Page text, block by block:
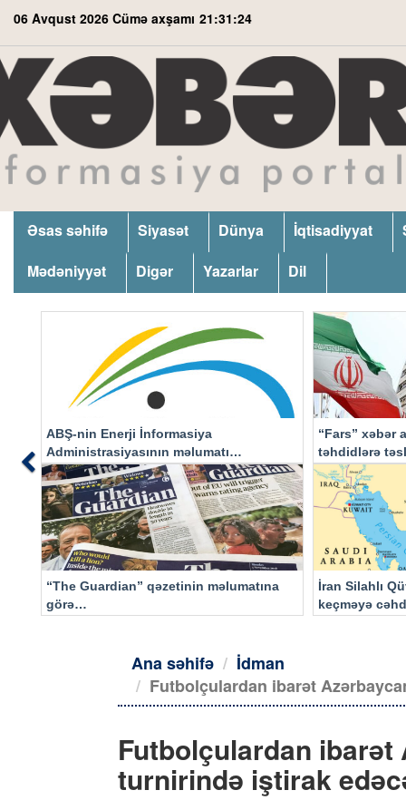
06 Avqust 2026 Cümə axşamı 21:31:25
Əsas səhifə Siyasət Dünya İqtisadiyyat
Mədəniyyət
Digər Yazarlar Dil
ABŞ-nin Enerji İnformasiya
Administrasiyasının məlumatı
əsasında…
“Fars” xəbər
təhdidlərə
“The Guardian” qəzetinin məlumatına
görə…
İran Silahlı
keçməyə
Previous
Ana səhifə
İdman
Futbolçulardan ibarət
Futbolçulardan
turnirində iştirak